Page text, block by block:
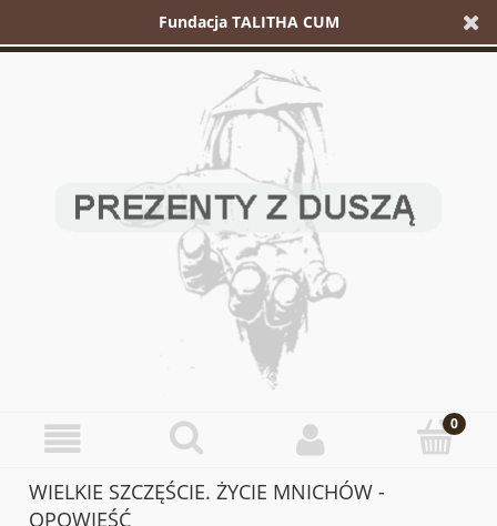
Fundacja TALITHA CUM
WIELKIE SZCZĘŚCIE. ŻYCIE MNICHÓW -
OPOWIEŚĆ